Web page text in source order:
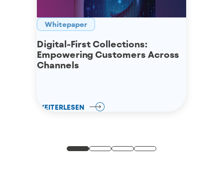
Whitepaper
Digital-First Collections:
Empowering Customers Across
Channels
WEITERLESEN